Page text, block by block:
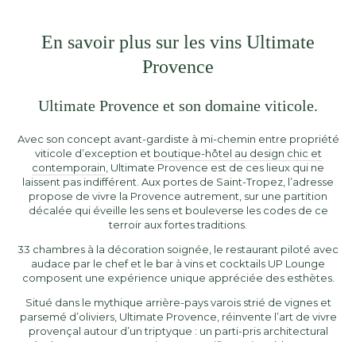
En savoir plus sur les vins Ultimate
Provence
Ultimate Provence et son domaine viticole.
Avec son concept avant-gardiste à mi-chemin entre propriété
viticole d’exception et boutique-hôtel au design chic et
contemporain , Ultimate Provence est de ces lieux qui ne
laissent pas indifférent. Aux portes de Saint-Tropez, l’adresse
propose de vivre la Provence autrement, sur une partition
décalée qui éveille les sens et bouleverse les codes de ce
terroir aux fortes traditions.
33 chambres à la décoration soignée, le restaurant piloté avec
audace par le chef et le bar à vins et cocktails UP Lounge
composent une expérience unique appréciée des esthètes.
Situé dans le mythique arrière-pays varois strié de vignes et
parsemé d’oliviers, Ultimate Provence, réinvente l’art de vivre
provençal autour d’un triptyque : un parti-pris architectural